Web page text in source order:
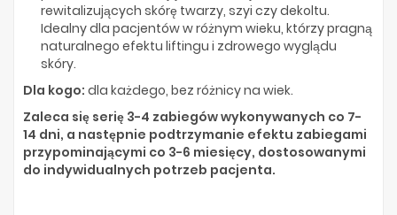
rewitalizujących skórę twarzy, szyi czy dekoltu.
Idealny dla pacjentów w różnym wieku, którzy pragną
naturalnego efektu liftingu i zdrowego wyglądu
skóry.
Dla kogo: dla każdego, bez różnicy na wiek.
Zaleca się serię 3-4 zabiegów wykonywanych co 7-
14 dni, a następnie podtrzymanie efektu zabiegami
przypominającymi co 3-6 miesięcy, dostosowanymi
do indywidualnych potrzeb pacjenta.